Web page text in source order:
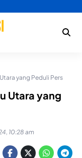
yang Peduli Pers
Utara yang
10:28 am